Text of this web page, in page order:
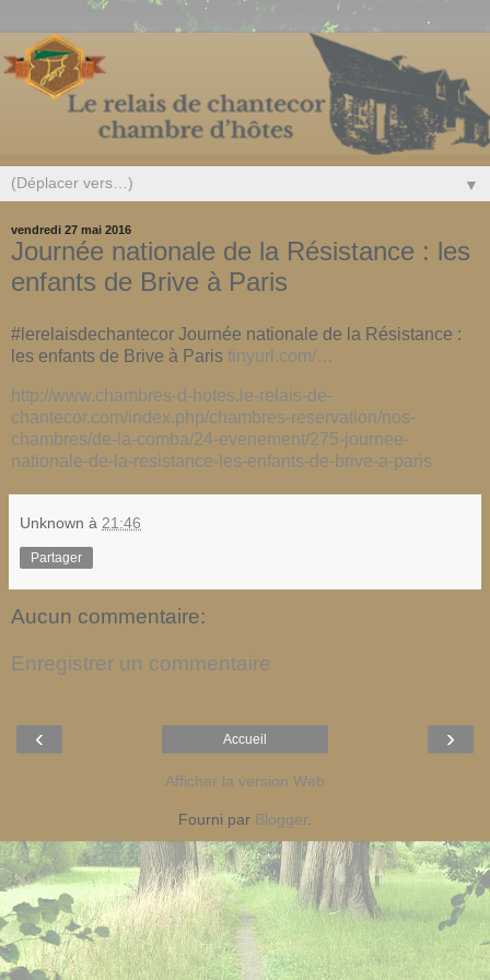
▼
vendredi 27 mai 2016
Journée nationale de la Résistance : les
enfants de Brive à Paris
#lerelaisdechantecor Journée nationale de la Résistance :
les enfants de Brive à Paris tinyurl.com/…
http://www.chambres-d-hotes.le-relais-de-
chantecor.com/index.php/chambres-reservation/nos-
chambres/de-la-comba/24-evenement/275-journee-
nationale-de-la-resistance-les-enfants-de-brive-a-paris
Unknown à 21:46
Partager
Aucun commentaire:
Enregistrer un commentaire
‹ ›
Accueil
Afficher la version Web
Fourni par Blogger